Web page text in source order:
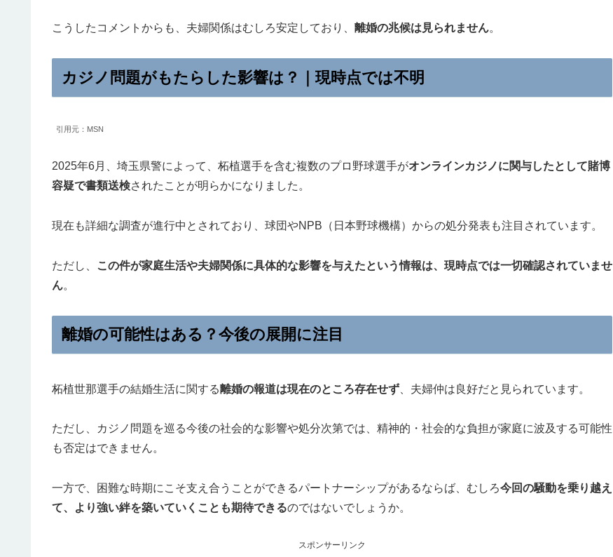
こうしたコメントからも、夫婦関係はむしろ安定しており、 離婚の兆候は見られません。
カジノ問題がもたらした影響は？｜現時点では不明
引用元：MSN
2025年6月、埼玉県警によって、柘植選手を含む複数のプロ野球選手がオンラインカジノに関与したとして賭博
容疑で書類送検されたことが明らかになりました。
現在も詳細な調査が進行中とされており、球団やNPB（日本野球機構）からの処分発表も注目されています。
ただし、
この件が家庭生活や夫婦関係に具体的な影響を与えたという情報は、現時点では一切確認されていませ
ん。
離婚の可能性はある？今後の展開に注目
柘植世那選手の結婚生活に関する離婚の報道は現在のところ存在せず 、夫婦仲は良好だと見られています。
ただし、カジノ問題を巡る今後の社会的な影響や処分次第では、精神的・社会的な負担が家庭に波及する可能性
も否定はできません。
一方で、困難な時期にこそ支え合うことができるパートナーシップがあるならば、むしろ今回の騒動を乗り越え
て、より強い絆を築いていくことも期待できるのではないでしょうか。
スポンサーリンク